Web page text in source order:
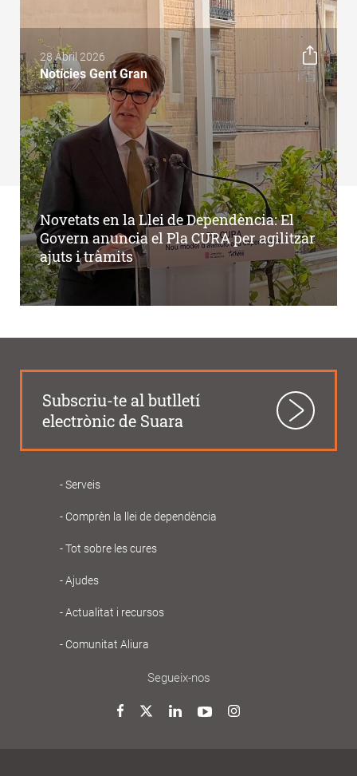
28 Abril 2026
Notícies Gent Gran
Novetats en la Llei de Dependència: El
Govern anuncia el Pla CURA per agilitzar
ajuts i tràmits
Subscriu-te al butlletí
electrònic de Suara
Navegació
principal
Gent
Gran
Serveis
Comprèn la llei de dependència
Tot sobre les cures
Ajudes
Actualitat i recursos
Comunitat Aliura
Segueix-nos
Facebook
TwitterLinkedInYouTubeInstagram